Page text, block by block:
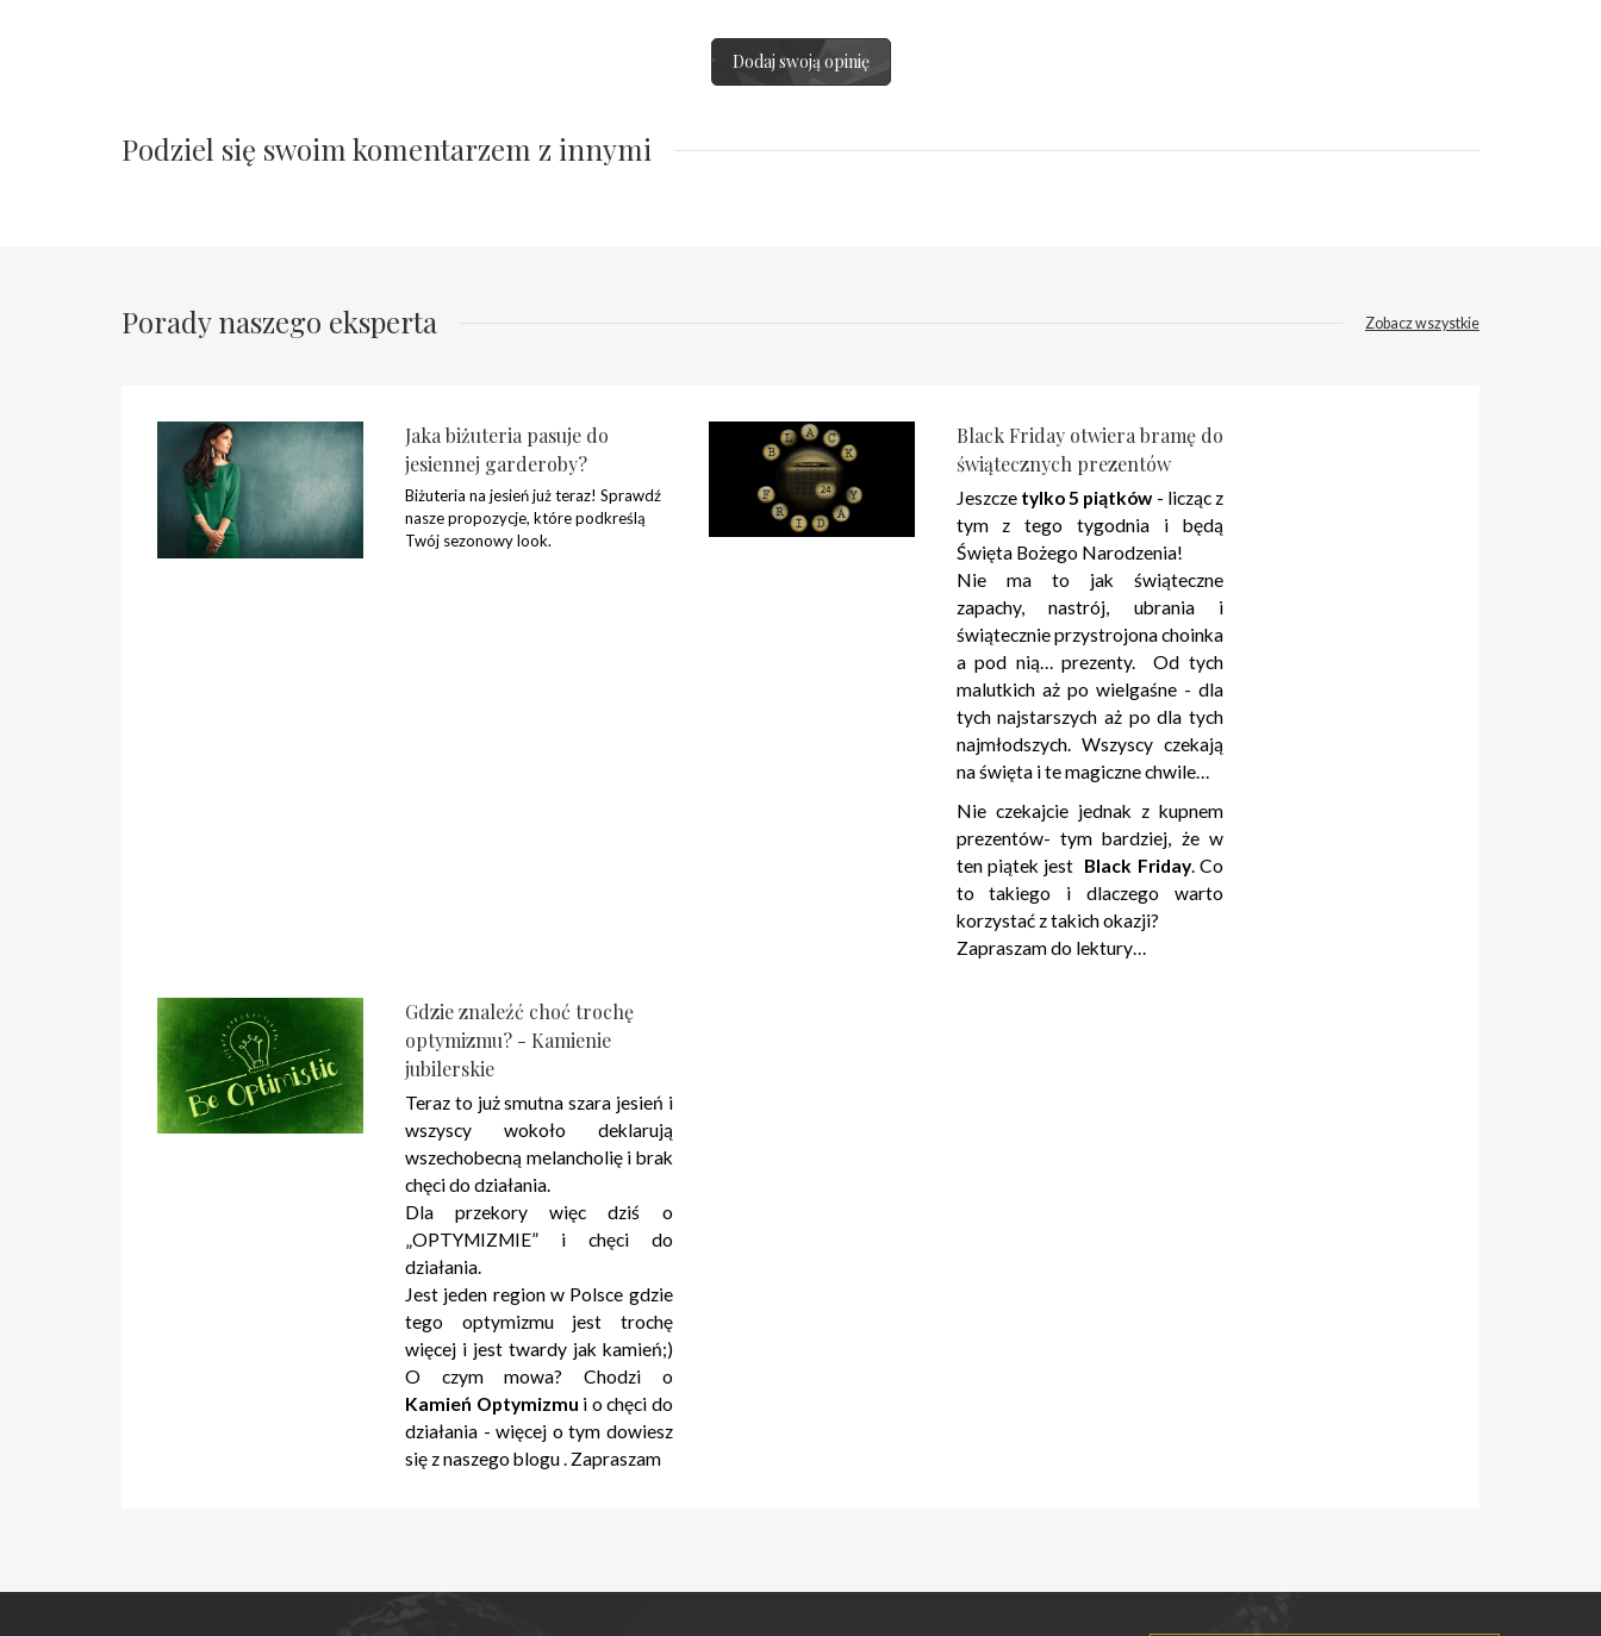
Dodaj swoją opinię
Podziel się swoim komentarzem z innymi
Porady naszego eksperta Zobacz wszystkie
Jaka biżuteria pasuje do
jesiennej garderoby?
Biżuteria na jesień już teraz! Sprawdź
nasze propozycje, które podkreślą
Twój sezonowy look.
Black Friday otwiera bramę do
świątecznych prezentów
Jeszcze tylko 5 piątków- licząc z
tym z tego tygodnia i będą
Święta Bożego Narodzenia!
Nie ma to jak świąteczne
zapachy, nastrój, ubrania i
świątecznie przystrojona choinka
a pod nią… prezenty. Od tych
malutkich aż po wielgaśne - dla
tych najstarszych aż po dla tych
najmłodszych. Wszyscy czekają
na święta i te magiczne chwile…
Nie czekajcie jednak z kupnem
prezentów- tym bardziej, że w
ten piątek jest Black Friday. Co
to takiego i dlaczego warto
korzystać z takich okazji?
Zapraszam do lektury…
Gdzie znaleźć choć trochę
optymizmu? - Kamienie
jubilerskie
Teraz to już smutna szara jesień i
wszyscy wokoło deklarują
wszechobecną melancholię i brak
chęci do działania.
Dla przekory więc dziś o
„OPTYMIZMIE” i chęci do
działania.
Jest jeden region w Polsce gdzie
tego optymizmu jest trochę
więcej i jest twardy jak kamień;)
O czym mowa? Chodzi o
Kamień Optymizmu i o chęci do
działania - więcej o tym dowiesz
się z naszego blogu . Zapraszam